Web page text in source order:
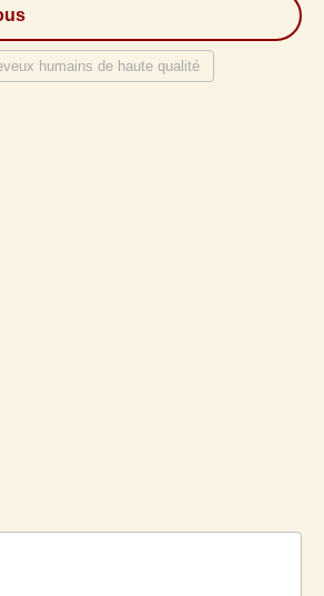
humains de haute qualité